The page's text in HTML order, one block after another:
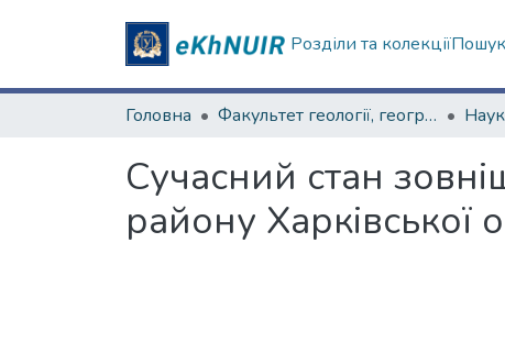
Розділи та колекції
Головна Факультет геології, географіії, рекреації і туризму
Сучасний стан
району Харківської